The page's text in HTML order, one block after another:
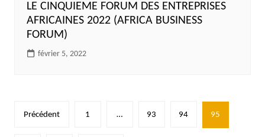
LE CINQUIEME FORUM DES ENTREPRISES
AFRICAINES 2022 (AFRICA BUSINESS
FORUM)
février 5, 2022
Pagination
Précédent 1 … 93 94 95